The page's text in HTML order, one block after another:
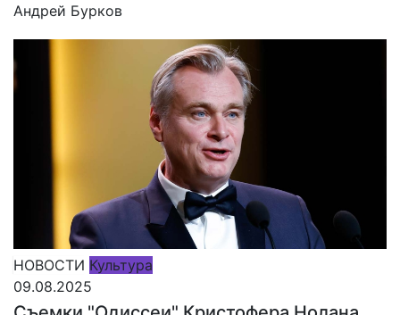
Андрей Бурков
НОВОСТИ Культура
09.08.2025